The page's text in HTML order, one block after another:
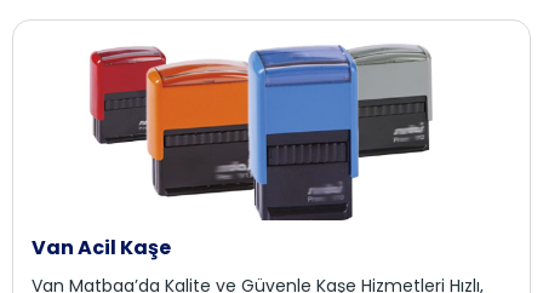
Van Acil Kaşe
Van Matbaa’da Kalite ve Güvenle Kaşe Hizmetleri Hızlı,